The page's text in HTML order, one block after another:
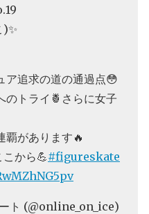
ア追求の道の通過点😳
のトライ🍍さらに女子
覇があります🔥
から💪#figureskate
ト (@online_on_ice)